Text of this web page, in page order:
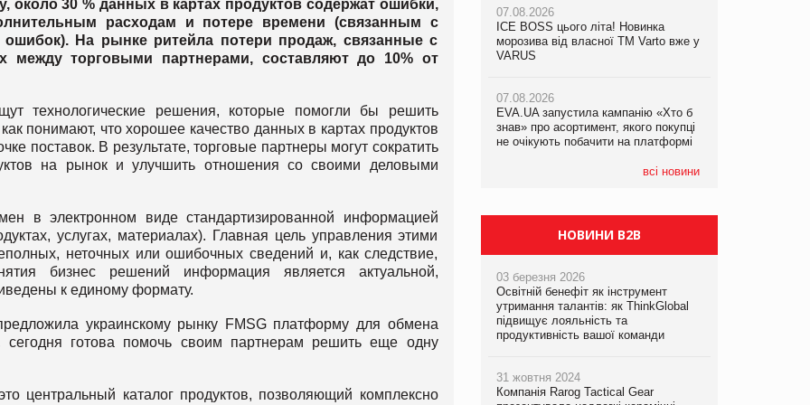
30 % данных в картах продуктов содержат ошибки,
расходам и потере времени (связанным с
На рынке ритейла потери продаж, связанные с
торговыми партнерами, составляют до 10% от
технологические решения, которые помогли бы решить
понимают, что хорошее качество данных в картах продуктов
поставок. В результате, торговые партнеры могут сократить
на рынок и улучшить отношения со своими деловыми
в электронном виде стандартизированной информацией
услугах, материалах). Главная цель управления этими
неточных или ошибочных сведений и, как следствие,
бизнес решений информация является актуальной,
к единому формату.
украинскому рынку FMSG платформу для обмена
сегодня готова помочь своим партнерам решить еще одну
центральный каталог продуктов, позволяющий комплекс­но
07.08.2026
ICE BOSS цього літа! Новинка
морозива від власної ТМ Varto вже у
VARUS
07.08.2026
EVA.UA запустила кампанію «Хто б
знав» про асортимент, якого покупці
не очікують побачити на платформі
всі новини
06.08.2026
Смачна новинка для хвостатих: у
VARUS з’явилися паучі Varto Paw
05.08.2026
Мережа супермаркетів VARUS купує
мережу магазинів формату
компанія налічуватиме 374 магазини
07.08.2026
Франція заборонила рекламні дзвінки
НОВИНИ B2B
03 березня 2026
Освітній бенефіт як інструмент
утримання талантів: як ThinkGlobal
підвищує лояльність та
продуктивність вашої команди
31 жовтня 2024
Компанія Rarog Tactical Gear